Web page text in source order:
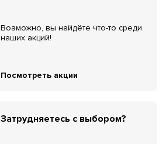
Возможно, вы найдёте что-то среди
наших акций!
Посмотреть акции
Затрудняетесь с выбором?